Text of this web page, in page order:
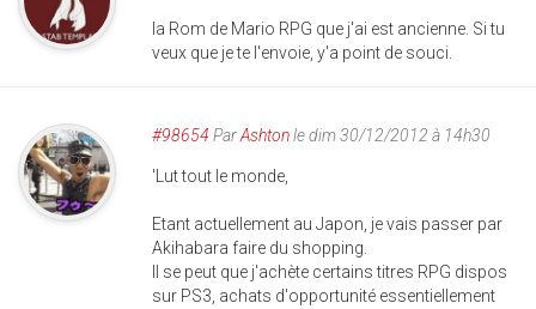
la Rom de Mario RPG que j'ai est ancienne. Si tu
veux que je te l'envoie, y'a point de souci.
#98654 ParAshtonle dim 30/12/2012 à 14h30
'Lut tout le monde,
Etant actuellement au Japon, je vais passer par
Akihabara faire du shopping.
Il se peut que j'achète certains titres RPG dispos
sur PS3, achats d'opportunité essentiellement